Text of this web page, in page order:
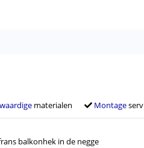
materialen Montage
balkonhek in de negge